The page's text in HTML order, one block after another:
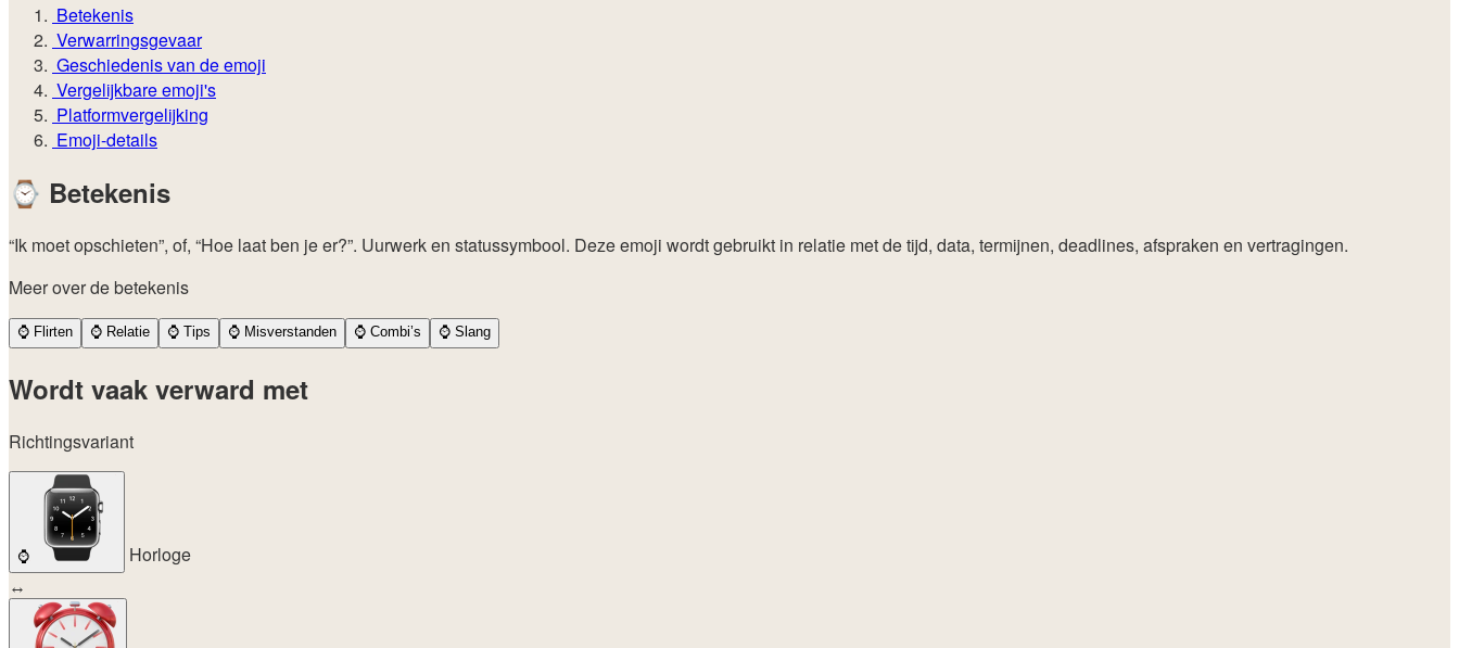
Betekenis
Verwarringsgevaar
Geschiedenis van de emoji
Vergelijkbare emoji's
Platformvergelijking
Emoji-details
⌚ Betekenis
“Ik moet opschieten”, of, “Hoe laat ben je er?”. Uurwerk en statussymbool. Deze emoji wordt gebruikt in relatie met de tijd, data, termijnen, deadlines, afspraken en vertragingen.
Meer over de betekenis
⌚ Flirten ⌚ Relatie ⌚ Tips ⌚ Misverstanden ⌚ Combi’s ⌚ Slang
Wordt vaak verward met
Richtingsvariant
⌚
Horloge
↔